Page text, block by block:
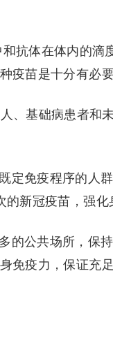
抗体在体内的滴
疫苗是十分有必要
、基础病患者和
定免疫程序的人
新冠疫苗，强化
的公共场所，保
免疫力，保证充